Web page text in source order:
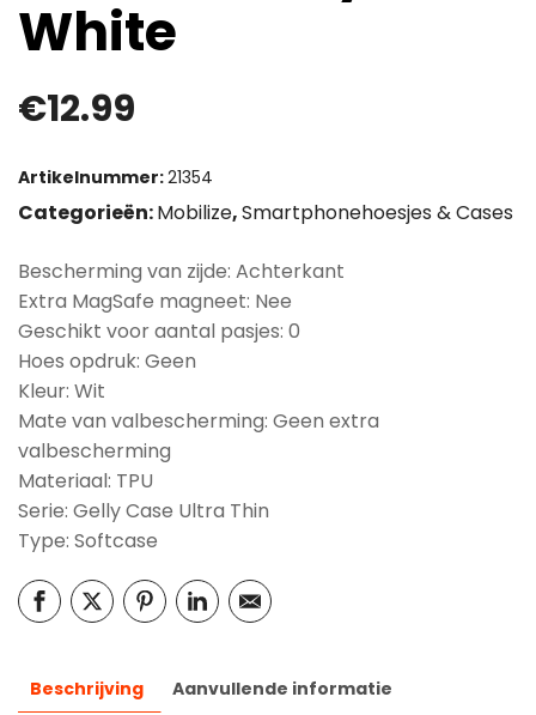
White
€12.99
Artikelnummer:21354
Categorieën:Mobilize,Smartphonehoesjes & Cases
Bescherming van zijde: Achterkant
Extra MagSafe magneet: Nee
Geschikt voor aantal pasjes: 0
Hoes opdruk: Geen
Kleur: Wit
Mate van valbescherming: Geen extra
valbescherming
Materiaal: TPU
Serie: Gelly Case Ultra Thin
Type: Softcase
Beschrijving
Aanvullende informatie